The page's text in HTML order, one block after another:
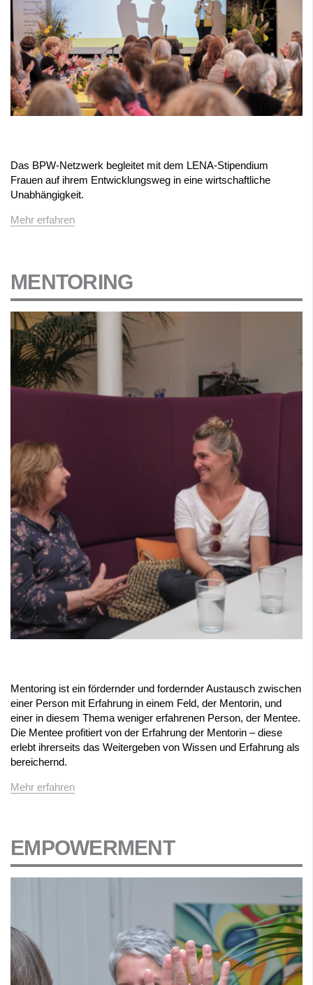
Das BPW-Netzwerk begleitet mit dem LENA-Stipendium
Frauen auf ihrem Entwicklungsweg in eine wirtschaftliche
Unabhängigkeit.
Mehr erfahren
MENTORING
Mentoring ist ein fördernder und fordernder Austausch zwischen
einer Person mit Erfahrung in einem Feld, der Mentorin, und
einer in diesem Thema weniger erfahrenen Person, der Mentee.
Die Mentee profitiert von der Erfahrung der Mentorin – diese
erlebt ihrerseits das Weitergeben von Wissen und Erfahrung als
bereichernd.
Mehr erfahren
EMPOWERMENT